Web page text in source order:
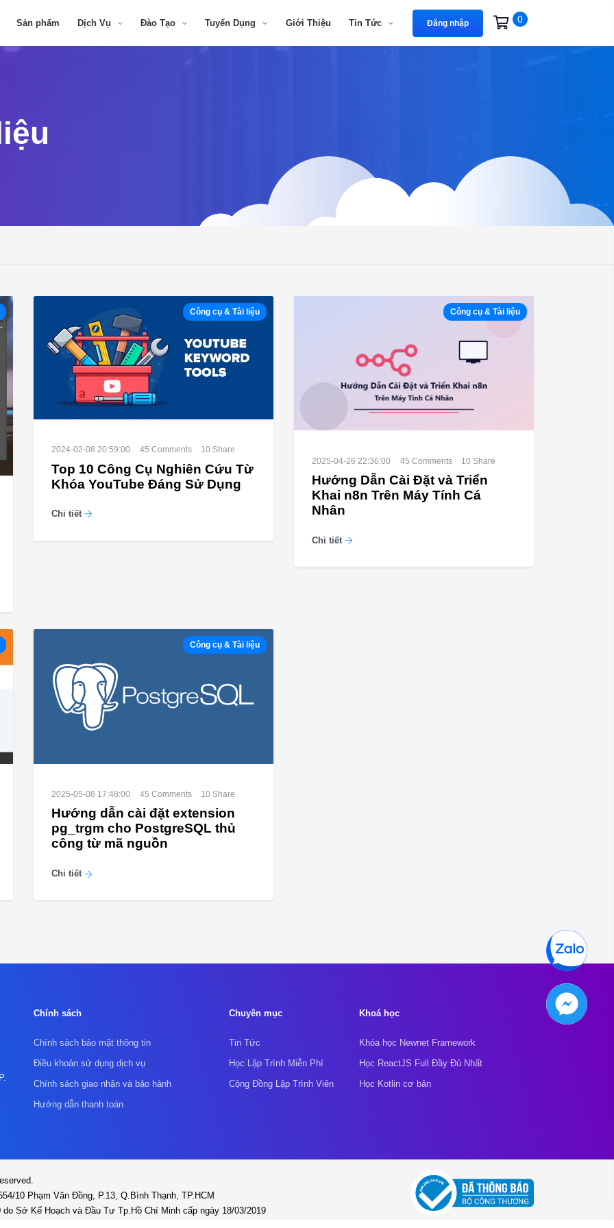
Sản phẩm Dịch Vụ Đào Tạo Tuyển Dụng Giới Thiệu Tin Tức Đăng nhập 0
Công cụ & Tài liệu
2024-02-08 20:59:00 45 Comments 10 Share
Top 10 Công Cụ Nghiên Cứu Từ
Khóa YouTube Đáng Sử Dụng
Chi tiết
Công cụ & Tài liệu
2025-04-26 22:36:00 45 Comments 10 Share
Hướng Dẫn Cài Đặt và Triển
Khai n8n Trên Máy Tính Cá
Nhân
Chi tiết
Công cụ & Tài liệu
2025-05-08 17:48:00 45 Comments 10 Share
Hướng dẫn cài đặt extension
pg_trgm cho PostgreSQL thủ
công từ mã nguồn
Chi tiết
Chính sách
Chính sách bảo mật thông tin
Điều khoản sử dụng dịch vụ
Chính sách giao nhận và bảo hành
Hướng dẫn thanh toán
Chuyên mục
Tin Tức
Học Lập Trình Miễn Phí
Cộng Đồng Lập Trình Viên
Khoá học
Khóa học Newnet Framework
Học ReactJS Full Đầy Đủ Nhất
Học Kotlin cơ bản
10 Phạm Văn Đồng, P.13, Q.Bình Thạnh, TP.HCM
do Sở Kế Hoạch và Đầu Tư Tp.Hồ Chí Minh cấp ngày 18/03/2019